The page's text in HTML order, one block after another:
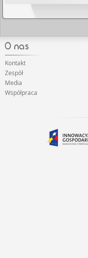
Kontakt
Zespół
Media
Współpraca